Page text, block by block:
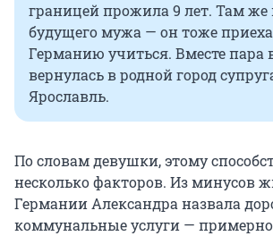
границей прожила 9 лет. Там же
будущего мужа — он тоже
Германию учиться. Вместе пара
вернулась в родной город
Ярославль.
По словам девушки, этому
несколько факторов. Из минусов
Германии Александра назвала
коммунальные услуги —